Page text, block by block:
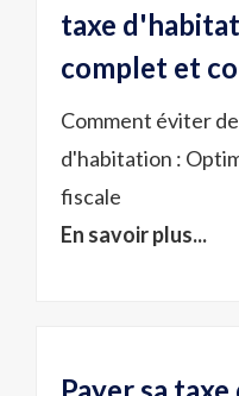
taxe
complet et
Comment éviter
d'habitation :
fiscale
En savoir plus...